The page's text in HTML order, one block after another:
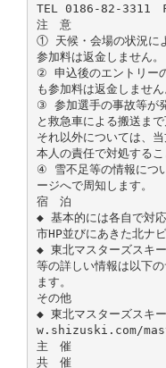
TEL 0186-82-3311
注 意
① 天候・会場の状況に
参加料は返金しません。
② 申込後のエントリー
も参加料は返金しません
③ 参加選手の事故等が
と救急車による搬送まで
それ以外については、
本人の責任で対処するこ
④ 雪不足等の情報につ
ージへで周知します。
宿 泊
◆ 基本的には各自で対
市HP並びにあきた北ナビ
◆ 東北マスターズスキ
等の詳しい情報は以下
ます。
その他
◆ 東北マスターズス
w.shizuski.com/
主 催
共 催